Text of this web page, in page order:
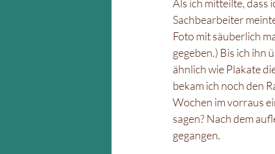
Als ich mitteilte, dass
Sachbearbeiter
Foto mit säuberlich
gegeben.) Bis ich ihn
ähnlich wie Plakate
bekam ich noch den
Wochen im vorraus
sagen? Nach dem
gegangen.